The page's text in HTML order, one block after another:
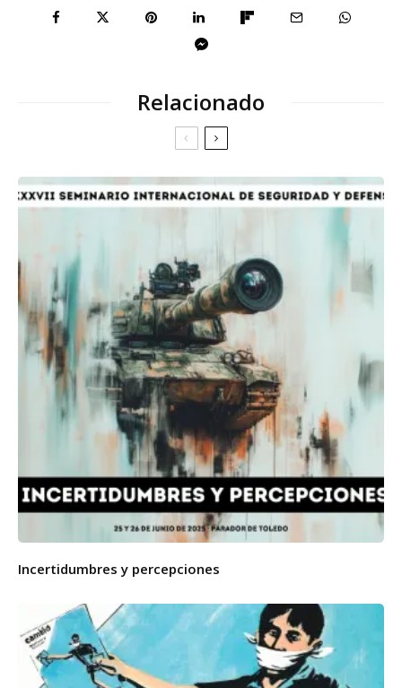
Relacionado
Incertidumbres y percepciones